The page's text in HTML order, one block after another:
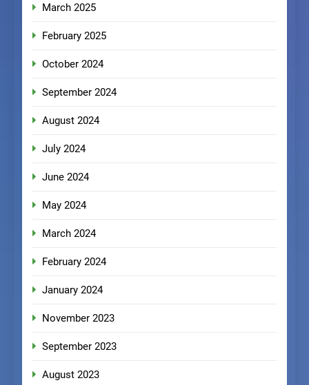
March 2025
February 2025
October 2024
September 2024
August 2024
July 2024
June 2024
May 2024
March 2024
February 2024
January 2024
November 2023
September 2023
August 2023